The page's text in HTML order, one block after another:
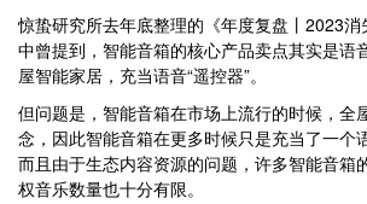
惊蛰研究所去年底整理的《年度复盘丨2023消
中曾提到，智能音箱的核心产品卖点其实是语
屋智能家居，充当语音“遥控器”。
但问题是，智能音箱在市场上流行的时候，全
念，因此智能音箱在更多时候只是充当了一个
而且由于生态内容资源的问题，许多智能音箱
权音乐数量也十分有限。